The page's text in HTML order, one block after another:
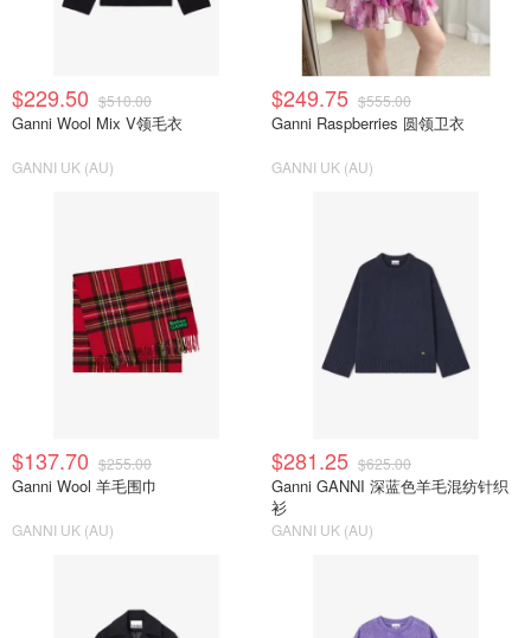
$229.50 $510.00
Ganni Wool Mix V领毛衣
GANNI UK (AU)
$249.75 $555.00
Ganni Raspberries 圆领卫衣
GANNI UK (AU)
$137.70 $255.00
Ganni Wool 羊毛围巾
GANNI UK (AU)
$281.25 $625.00
Ganni GANNI 深蓝色羊毛混纺针织
衫
GANNI UK (AU)